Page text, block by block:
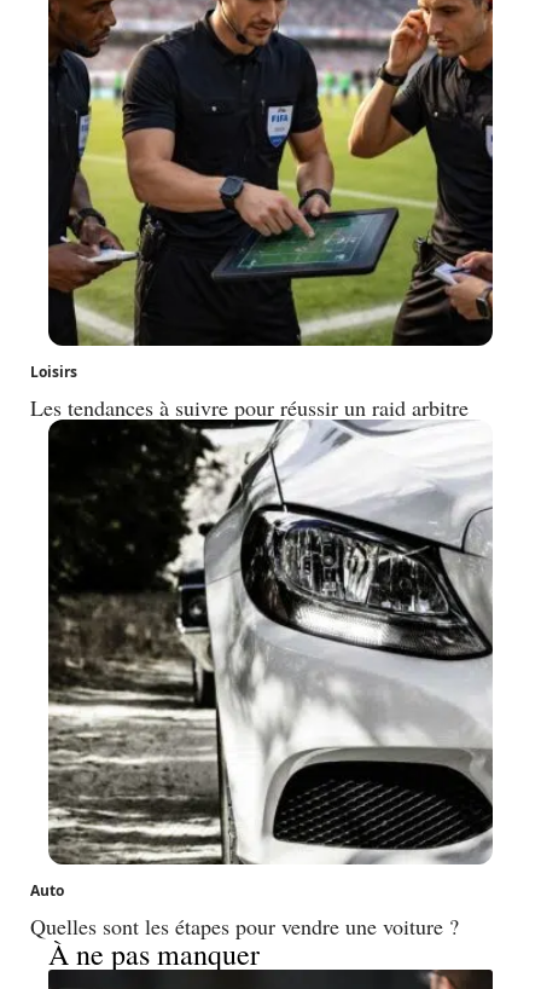
Loisirs
Les tendances à suivre pour réussir un raid arbitre
Auto
Quelles sont les étapes pour vendre une voiture ?
À ne pas manquer